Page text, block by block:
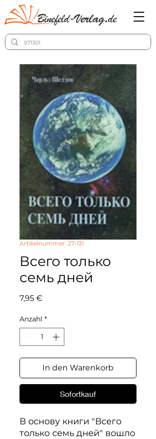
Artikelnummer: 27-131
Всего только
семь дней
7,95 €
Anzahl *
In den Warenkorb
Sofortkauf
В основу книги "Всего
только семь дней" вошло